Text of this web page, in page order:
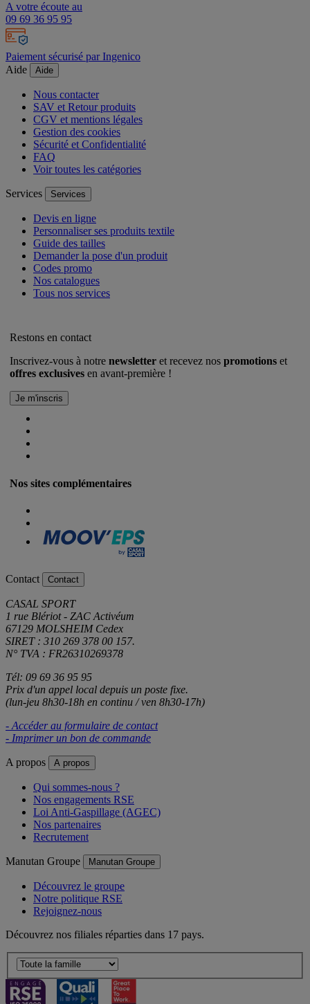
A votre écoute au
09 69 36 95 95
Paiement sécurisé par Ingenico
Aide
Aide
Nous contacter
SAV et Retour produits
CGV et mentions légales
Gestion des cookies
Sécurité et Confidentialité
FAQ
Voir toutes les catégories
Services Services
Devis en ligne
Personnaliser ses produits textile
Guide des tailles
Demander la pose d'un produit
Codes promo
Nos catalogues
Tous nos services
Restons en contact
Inscrivez-vous à notre newsletter et recevez nos promotions et
offres exclusives en avant-première !
Nos sites complémentaires
Contact Contact
CASAL SPORT
1 rue Blériot - ZAC Activéum
67129 MOLSHEIM Cedex
SIRET : 310 269 378 00 157.
N° TVA : FR26310269378
Tél: 09 69 36 95 95
Prix d'un appel local depuis un poste fixe.
(lun-jeu 8h30-18h en continu / ven 8h30-17h)
- Accéder au formulaire de contact
- Imprimer un bon de commande
A propos A propos
Qui sommes-nous ?
Nos engagements RSE
Loi Anti-Gaspillage (AGEC)
Nos partenaires
Recrutement
Manutan Groupe Manutan Groupe
Découvrez le groupe
Notre politique RSE
Rejoignez-nous
Découvrez nos filiales réparties dans 17 pays.